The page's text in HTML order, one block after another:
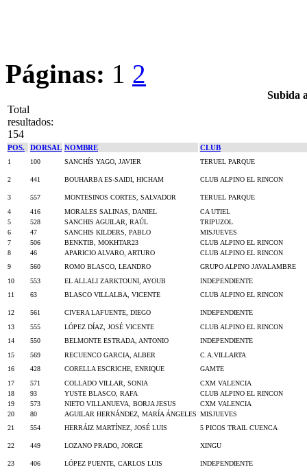
Páginas: 1 2
Subida
Total
resultados:
154
POS. DORSAL NOMBRE CLUB
1 100 SANCHÍS YAGO, JAVIER TERUEL PARQUE
2 441 BOUHARBA ES-SAIDI, HICHAM CLUB ALPINO EL RINCON
3 557 MONTESINOS CORTES, SALVADOR
TERUEL PARQUE
4
416 MORALES SALINAS, DANIEL
CA UTIEL
5
528 SANCHIS AGUILAR, RAÚL
TRIPUZOL
6
47 SANCHIS KILDERS, PABLO
MISJUEVES
7
506 BENKTIB, MOKHTAR23
CLUB ALPINO EL RINCON
8
46 APARICIO ALVARO, ARTURO
CLUB ALPINO EL RINCON
9
560 ROMO BLASCO, LEANDRO
GRUPO ALPINO JAVALAMBRE
10
553 EL ALLALI ZARKTOUNI, AYOUB
INDEPENDIENTE
11
63 BLASCO VILLALBA, VICENTE CLUB ALPINO EL RINCON
12 561 CIVERA LAFUENTE, DIEGO
INDEPENDIENTE
13
555 LÓPEZ DÍAZ, JOSÉ VICENTE
CLUB ALPINO EL RINCON
14
550 BELMONTE ESTRADA, ANTONIO
INDEPENDIENTE
15
569 RECUENCO GARCIA, ALBER
C.A.VILLARTA
16
428 CORELLA ESCRICHE, ENRIQUE
GAMTE
17
571 COLLADO VILLAR, SONIA
CXM VALENCIA
18
93 YUSTE BLASCO, RAFA
CLUB ALPINO EL RINCON
19
573 NIETO VILLANUEVA, BORJA JESUS
CXM VALENCIA
20
80 AGUILAR HERNÁNDEZ, MARÍA ÁNGELES MISJUEVES
21
554 HERRÁIZ MARTÍNEZ, JOSÉ LUIS 5 PICOS TRAIL CUENCA
22 449 LOZANO PRADO, JORGE XINGU
23 406 LÓPEZ PUENTE, CARLOS LUIS INDEPENDIENTE